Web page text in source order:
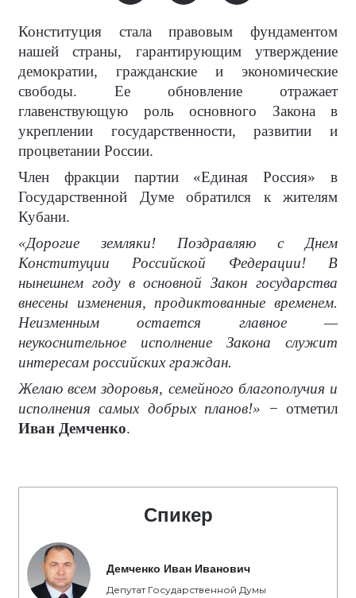
Конституция стала правовым фундаментом
нашей страны, гарантирующим утверждение
демократии, гражданские и экономические
свободы. Ее обновление отражает
главенствующую роль основного Закона в
укреплении государственности, развитии и
процветании России.
Член фракции партии «Единая Россия» в
Государственной Думе обратился к жителям
Кубани.
«Дорогие земляки! Поздравляю с Днем
Конституции Российской Федерации! В
нынешнем году в основной Закон государства
внесены изменения, продиктованные временем.
Неизменным остается главное —
неукоснительное исполнение Закона служит
интересам российских граждан.
Желаю всем здоровья, семейного благополучия и
исполнения самых добрых планов!» − отметил
Иван Демченко.
Спикер
Демченко Иван Иванович
Депутат Государственной Думы